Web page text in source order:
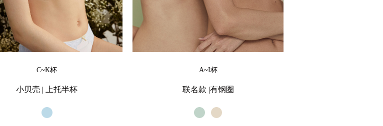
C~K杯
小贝壳 | 上托半杯
A~I杯
联名款 |有钢圈